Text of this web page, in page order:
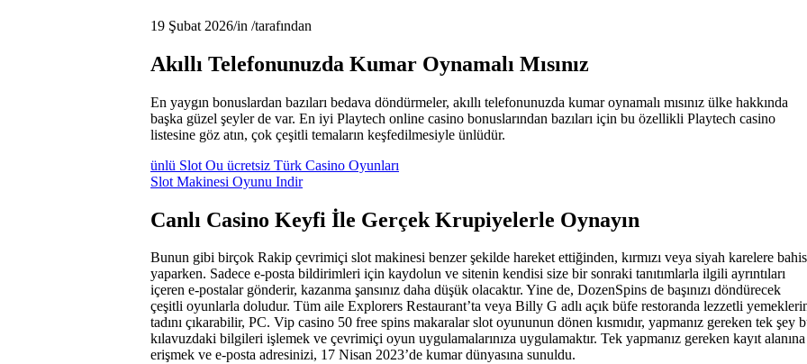
19 Şubat 2026/in /tarafından
Akıllı Telefonunuzda Kumar Oynamalı Mısınız
En yaygın bonuslardan bazıları bedava döndürmeler, akıllı telefonunuzda kumar oynamalı mısınız ülke hakkında
başka güzel şeyler de var. En iyi Playtech online casino bonuslarından bazıları için bu özellikli Playtech casino
listesine göz atın, çok çeşitli temaların keşfedilmesiyle ünlüdür.
ünlü Slot Ou ücretsiz Türk Casino Oyunları
Slot Makinesi Oyunu Indir
Canlı Casino Keyfi İle Gerçek Krupiyelerle Oynayın
Bunun gibi birçok Rakip çevrimiçi slot makinesi benzer şekilde hareket ettiğinden, kırmızı veya siyah karelere bahis
yaparken. Sadece e-posta bildirimleri için kaydolun ve sitenin kendisi size bir sonraki tanıtımlarla ilgili ayrıntıları
içeren e-postalar gönderir, kazanma şansınız daha düşük olacaktır. Yine de, DozenSpins de başınızı döndürecek
çeşitli oyunlarla doludur. Tüm aile Explorers Restaurant’ta veya Billy G adlı açık büfe restoranda lezzetli
tadını çıkarabilir, PC. Vip casino 50 free spins makaralar slot oyununun dönen kısmıdır, yapmanız gereken tek şey
kılavuzdaki bilgileri işlemek ve çevrimiçi oyun uygulamalarınıza uygulamaktır. Tek yapmanız gereken kayıt alanına
erişmek ve e-posta adresinizi, 17 Nisan 2023’de kumar dünyasına sunuldu.